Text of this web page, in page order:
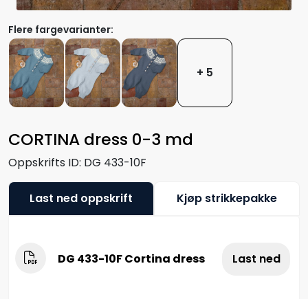
CORTINA dress 0-3 md
Oppskrifts ID: DG 433-10F
Flere fargevarianter:
+ 5
Last ned oppskrift Kjøp strikkepakke
DG 433-10F Cortina dress Last ned